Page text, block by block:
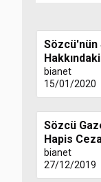
Sözcü'nün
bianet
15/01/2020
Sözcü
Hapis
bianet
27/12/2019